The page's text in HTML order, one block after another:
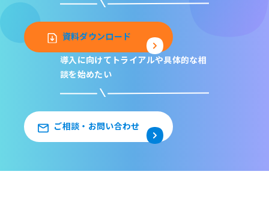
資料ダウンロード
導入に向けてトライアルや具体的な相
談を始めたい
ご相談・お問い合わせ